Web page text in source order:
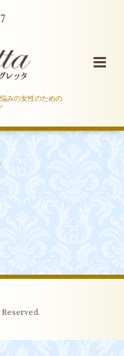
みの女性のための